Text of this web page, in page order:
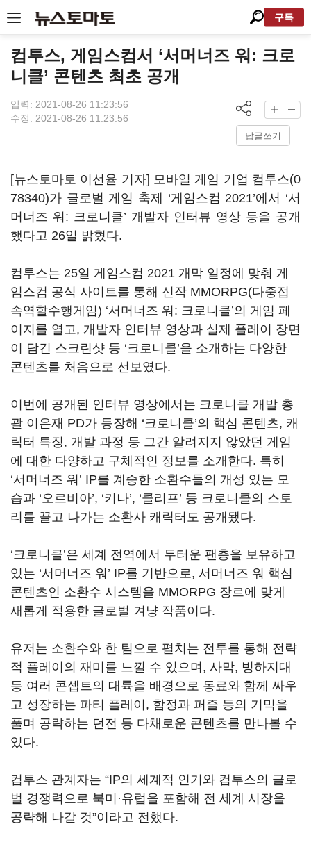
구독
컴투스, 게임스컴서 ‘서머너즈 워: 크로
니클’ 콘텐츠 최초 공개
입력: 2021-08-26 11:23:56
수정: 2021-08-26 11:23:56
답글쓰기
[뉴스토마토 이선율 기자] 모바일 게임 기업 컴투스(0
78340)가 글로벌 게임 축제 ‘게임스컴 2021’에서 ‘서
머너즈 워: 크로니클’ 개발자 인터뷰 영상 등을 공개
했다고 26일 밝혔다.
컴투스는 25일 게임스컴 2021 개막 일정에 맞춰 게
임스컴 공식 사이트를 통해 신작 MMORPG(다중접
속역할수행게임) ‘서머너즈 워: 크로니클’의 게임 페
이지를 열고, 개발자 인터뷰 영상과 실제 플레이 장면
이 담긴 스크린샷 등 ‘크로니클’을 소개하는 다양한
콘텐츠를 처음으로 선보였다.
이번에 공개된 인터뷰 영상에서는 크로니클 개발 총
괄 이은재 PD가 등장해 ‘크로니클’의 핵심 콘텐츠, 캐
릭터 특징, 개발 과정 등 그간 알려지지 않았던 게임
에 대한 다양하고 구체적인 정보를 소개한다. 특히
‘서머너즈 워’ IP를 계승한 소환수들의 개성 있는 모
습과 ‘오르비아’, ‘키나’, ‘클리프’ 등 크로니클의 스토
리를 끌고 나가는 소환사 캐릭터도 공개됐다.
‘크로니클’은 세계 전역에서 두터운 팬층을 보유하고
있는 ‘서머너즈 워’ IP를 기반으로, 서머너즈 워 핵심
콘텐츠인 소환수 시스템을 MMORPG 장르에 맞게
새롭게 적용한 글로벌 겨냥 작품이다.
유저는 소환수와 한 팀으로 펼치는 전투를 통해 전략
적 플레이의 재미를 느낄 수 있으며, 사막, 빙하지대
등 여러 콘셉트의 대륙을 배경으로 동료와 함께 싸우
고 성장하는 파티 플레이, 함정과 퍼즐 등의 기믹을
풀며 공략하는 던전 등 다채로운 콘텐츠를 만나볼 수
있다.
컴투스 관계자는 “IP의 세계적 인기와 컴투스의 글로
벌 경쟁력으로 북미·유럽을 포함해 전 세계 시장을
공략해 나갈 것”이라고 전했다.